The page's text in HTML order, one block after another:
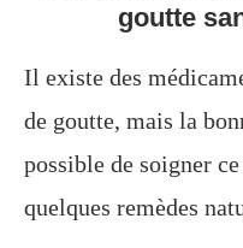
goutte
Il existe des
de goutte, mais la
possible de soigner
quelques remèdes